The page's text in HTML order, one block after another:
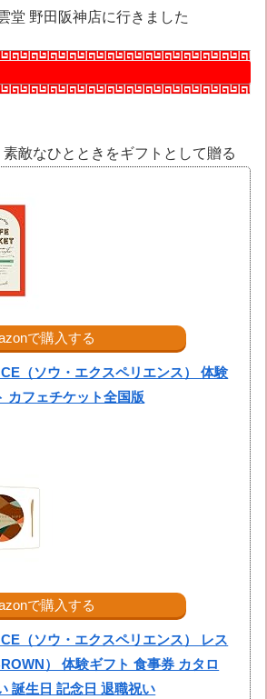
堂 野田阪神店に行きました
敵なひとときをギフトとして贈る
で購入する
（ソウ・エクスペリエンス） 体験
カフェチケット全国版
で購入する
（ソウ・エクスペリエンス） レス
） 体験ギフト 食事券 カタロ
誕生日 記念日 退職祝い